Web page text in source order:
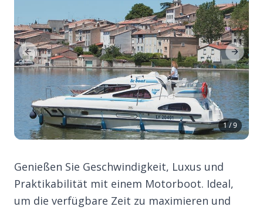
1 / 9
Previous Slide Next
Genießen Sie Geschwindigkeit, Luxus und
Praktikabilität mit einem Motorboot. Ideal,
um die verfügbare Zeit zu maximieren und